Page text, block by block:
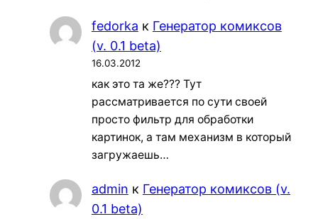
fedorka к Генератор комиксов
(v. 0.1 beta)
16.03.2012
как это та же??? Тут
рассматривается по сути своей
просто фильтр для обработки
картинок, а там механизм в который
загружаешь…
admin к Генератор комиксов (v.
0.1 beta)